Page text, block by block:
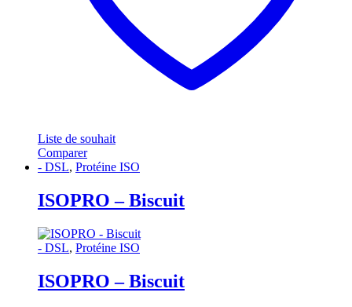
Liste de souhait
Comparer
- DSL, Protéine ISO
ISOPRO – Biscuit
- DSL, Protéine ISO
ISOPRO – Biscuit